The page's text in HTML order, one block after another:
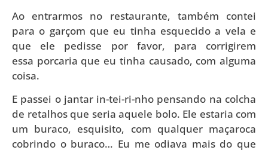
Ao entrarmos no restaurante, também contei
para o garçom que eu tinha esquecido a vela e
que ele pedisse por favor, para corrigirem
essa porcaria que eu tinha causado, com alguma
coisa.
E passei o jantar in-tei-ri-nho pensando na colcha
de retalhos que seria aquele bolo. Ele estaria com
um buraco, esquisito, com qualquer maçaroca
cobrindo o buraco… Eu me odiava mais do que